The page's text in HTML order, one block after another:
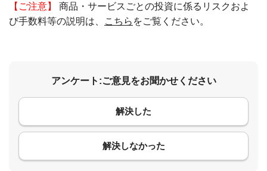
【ご注意】
商品・サービスごとの投資に係るリスクおよ
び手数料等の説明は、
こちら をご覧ください。
アンケート:ご意見をお聞かせください
解決した
解決しなかった
コメント